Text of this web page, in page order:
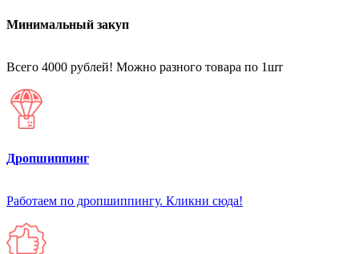
Минимальный закуп
Всего 4000 рублей! Можно разного товара по 1шт
Дропшиппинг
Работаем по дропшиппингу. Кликни сюда!